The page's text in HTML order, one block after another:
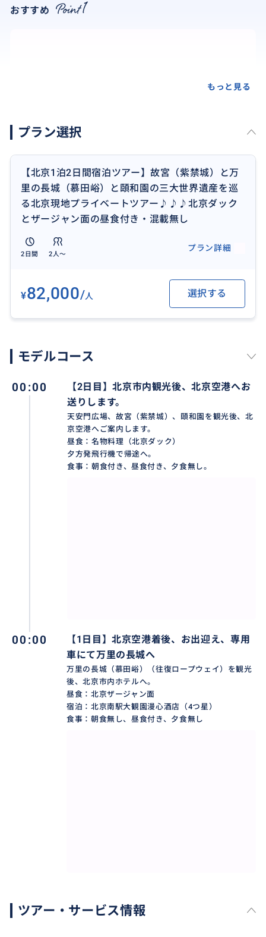
おすすめ
北京の北西郊にある頤和園（いわえん）は、清朝の離
宮です。乾隆帝が造営し、後に西太后によって再建され
峪はシャトルバスやロープウェイやスライダーなどの
観光設備が整っていて人気観光名所となっています。
故宮（こきゅう）は北京にある明・清朝の宮城、紫禁
もっと見る
プラン選択
【北京1泊2日間宿泊ツアー】故宮（紫禁城）と万
里の長城（慕田峪）と頤和園の三大世界遺産を巡
る北京現地プライベートツアー♪♪♪北京ダック
とザージャン面の昼食付き・混載無し
2日間 2人〜
プラン詳細
¥82,000/人 選択する
モデルコース
00:00
【2日目】北京市内観光後、北京空港へお
送りします。
天安門広場、故宮（紫禁城）、頤和園を観光後、北
京空港へご案内します。
昼食：名物料理（北京ダック）
夕方発飛行機で帰途へ。
食事：朝食付き、昼食付き、夕食無し。
00:00
【1日目】北京空港着後、お出迎え、専用
車にて万里の長城へ
万里の長城（慕田峪）（往復ロープウェイ）を観光
後、北京市内ホテルへ。
昼食：北京ザージャン面
宿泊：北京南駅大観園漫心酒店（4つ星）
食事：朝食無し、昼食付き、夕食無し
ツアー・サービス情報